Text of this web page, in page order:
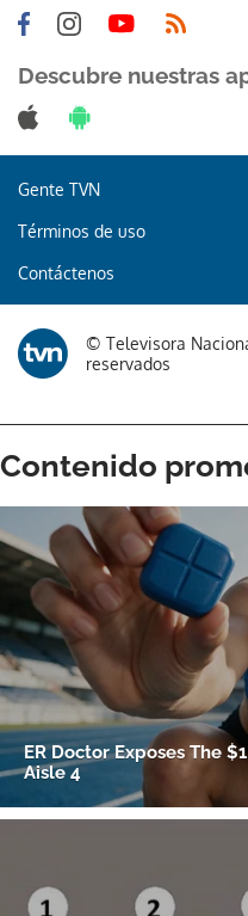
Descubre nuestras
Gente TVN
Términos de uso
Contáctenos
© Televisora
reservados